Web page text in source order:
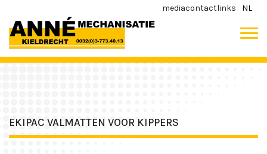
mediacontactlinks NL
EKIPAC VALMATTEN VOOR KIPPERS